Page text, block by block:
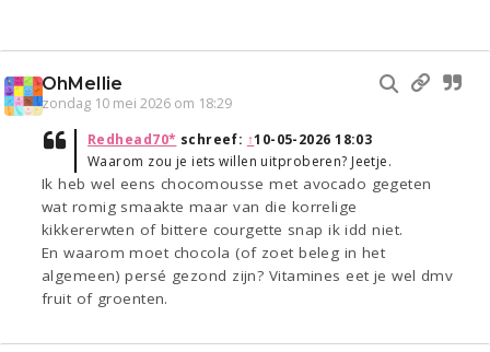
OhMellie
zondag 10 mei 2026 om 18:29
Redhead70* schreef: ↑10-05-2026 18:03
Waarom zou je iets willen uitproberen? Jeetje.
Ik heb wel eens chocomousse met avocado gegeten
wat romig smaakte maar van die korrelige
kikkererwten of bittere courgette snap ik idd niet.
En waarom moet chocola (of zoet beleg in het
algemeen) persé gezond zijn? Vitamines eet je wel dmv
fruit of groenten.